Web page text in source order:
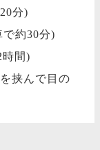
分)
で約30分)
時間)
挟んで目の